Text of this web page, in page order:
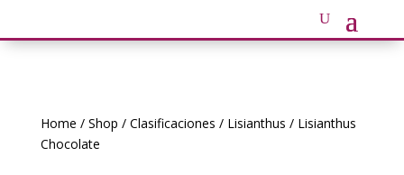
Home / Shop / Clasificaciones / Lisianthus / Lisianthus
Chocolate